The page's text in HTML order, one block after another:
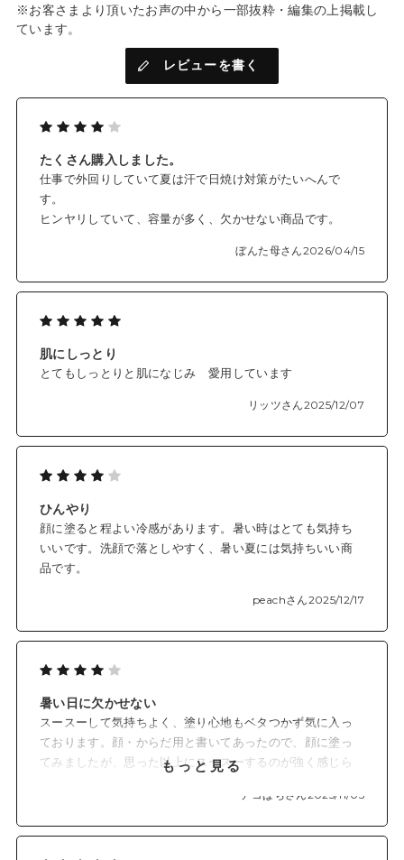
※お客さまより頂いたお声の中から一部抜粋・編集の上掲載し
ています。
レビューを書く
たくさん購入しました。
仕事で外回りしていて夏は汗で日焼け対策がたいへんで
す。
ヒンヤリしていて、容量が多く、欠かせない商品です。
ぼんた母さん2026/04/15
肌にしっとり
とてもしっとりと肌になじみ 愛用しています
リッツさん2025/12/07
ひんやり
顔に塗ると程よい冷感があります。暑い時はとても気持ち
いいです。洗顔で落としやすく、暑い夏には気持ちいい商
品です。
peachさん2025/12/17
暑い日に欠かせない
スースーして気持ちよく、塗り心地もベタつかず気に入っ
ております。顔・からだ用と書いてあったので、顔に塗っ
てみましたが、思った以上にスースーするのが強く感じら
もっと見る
デコぱちさん2025/11/05